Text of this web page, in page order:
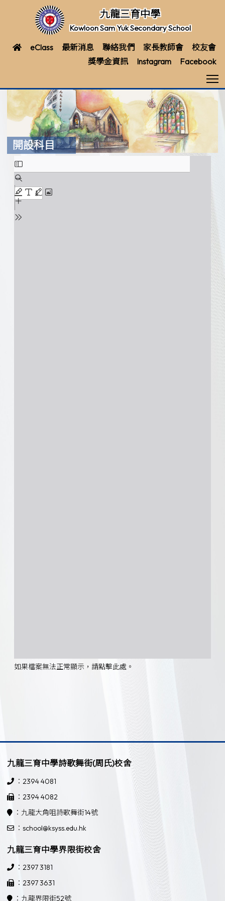
九龍三育中學
Kowloon Sam Yuk Secondary School
eClass 最新消息 聯絡我們 家長教師會
校友會
獎學金資訊
Instagram Facebook
開設科目
如果檔案無法正常顯示，請點擊此處。
九龍三育中學詩歌舞街(周氏)校舍
：2394 4081
：2394 4082
：九龍大角咀詩歌舞街14號
：school@ksyss.edu.hk
九龍三育中學界限街校舍
：2397 3181
：2397 3631
：九龍界限街52號